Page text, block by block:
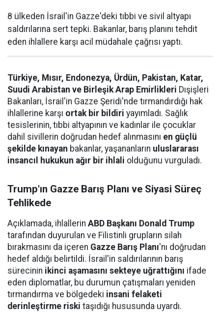
8 ülkeden İsrail'in Gazze'deki tıbbi ve sivil altyapı
saldırılarına sert tepki. Bakanlar, barış planını tehdit
eden ihlallere karşı acil müdahale çağrısı yaptı.
Türkiye, Mısır, Endonezya, Ürdün, Pakistan, Katar,
Suudi Arabistan ve Birleşik Arap Emirlikleri Dışişleri
Bakanları, İsrail'in Gazze Şeridi'nde tırmandırdığı hak
ihlallerine karşı ortak bir bildiri yayımladı. Sağlık
tesislerinin, tıbbi altyapının ve kadınlar ile çocuklar
dahil sivillerin doğrudan hedef alınmasını en güçlü
şekilde kınayan bakanlar, yaşananların uluslararası
insancıl hukukun ağır bir ihlali olduğunu vurguladı.
Trump'ın Gazze Barış Planı ve Siyasi Süreç
Tehlikede
Açıklamada, ihlallerin ABD Başkanı Donald Trump
tarafından duyurulan ve Filistinli grupların silah
bırakmasını da içeren Gazze Barış Planı'nı doğrudan
hedef aldığı belirtildi. İsrail'in saldırılarının barış
sürecinin ikinci aşamasını sekteye uğrattığını ifade
eden diplomatlar, bu durumun çatışmaları yeniden
tırmandırma ve bölgedeki insani felaketi
derinleştirme riski taşıdığı hususunda uyardı.